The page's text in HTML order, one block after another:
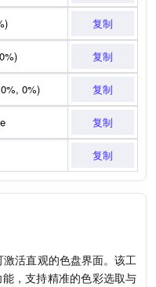
复制
复制
复制
复制
复制
活直观的色盘界面。该工
，支持精准的色彩选取与